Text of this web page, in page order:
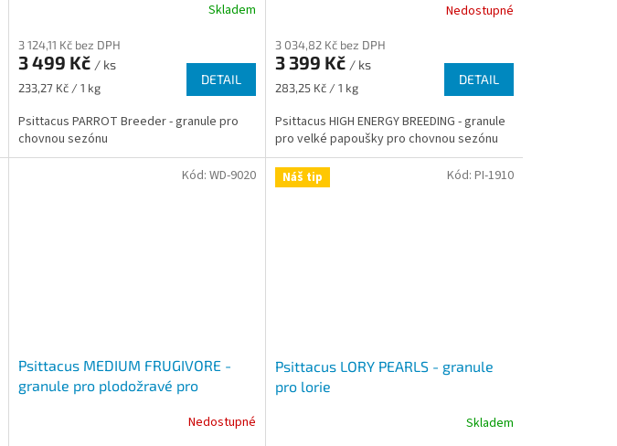
Skladem
3 124,11 Kč bez DPH
3 499 Kč / ks
Měrná
233,27 Kč / 1 kg
DETAIL
Psittacus PARROT Breeder - granule pro
chovnou sezónu
Nedostupné
3 034,82 Kč bez DPH
3 399 Kč / ks
Měrná
283,25 Kč / 1 kg
DETAIL
Psittacus HIGH ENERGY BREEDING - granule
pro velké papoušky pro chovnou sezónu
Psittacus MEDIUM FRUGIVORE -
granule pro plodožravé pro
Nedostupné
Kód: WD-9020 Náš tip
Psittacus LORY PEARLS - granule
pro lorie
Skladem
Kód: PI-1910